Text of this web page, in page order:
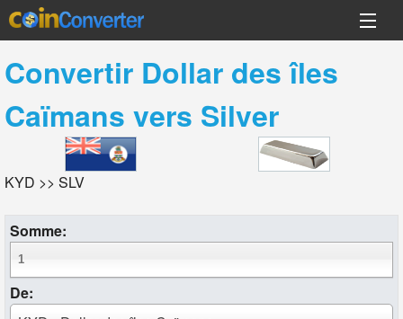
Convertir Dollar des îles
Caïmans vers Silver
KYD >> SLV
Somme:
De: